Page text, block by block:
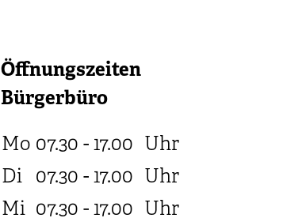
Öffnungszeiten
Bürgerbüro
Mo 07.30 - 17.00 Uhr
Di 07.30 - 17.00 Uhr
Mi 07.30 - 17.00 Uhr